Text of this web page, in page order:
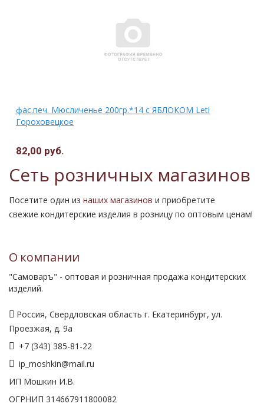
фас.печ. Мюсличенье 200гр.*14 с ЯБЛОКОМ Leti
Гороховецкое
82,00 руб.
Сеть розничных магазинов
Посетите один из наших магазинов и приобретите
свежие кондитерские изделия в розницу по оптовым ценам!
О компании
"Самоваръ" - оптовая и розничная продажа кондитерских
изделий.
Россия, Свердловская область г. Екатеринбург, ул.
Проезжая, д. 9а
+7 (343) 385-81-22
ip_moshkin@mail.ru
ИП Мошкин И.В.
ОГРНИП 314667911800082